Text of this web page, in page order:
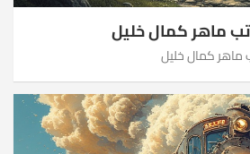
ماهر كمال خليل
ماهر كمال خليل